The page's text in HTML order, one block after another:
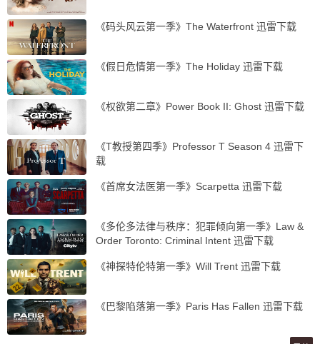
《码头风云第一季》The Waterfront 迅雷下载
《假日危情第一季》The Holiday 迅雷下载
《权欲第二章》Power Book II: Ghost 迅雷下载
《T教授第四季》Professor T Season 4 迅雷下
载
《首席女法医第一季》Scarpetta 迅雷下载
《多伦多法律与秩序：犯罪倾向第一季》Law &
Order Toronto: Criminal Intent 迅雷下载
《神探特伦特第一季》Will Trent 迅雷下载
《巴黎陷落第一季》Paris Has Fallen 迅雷下载